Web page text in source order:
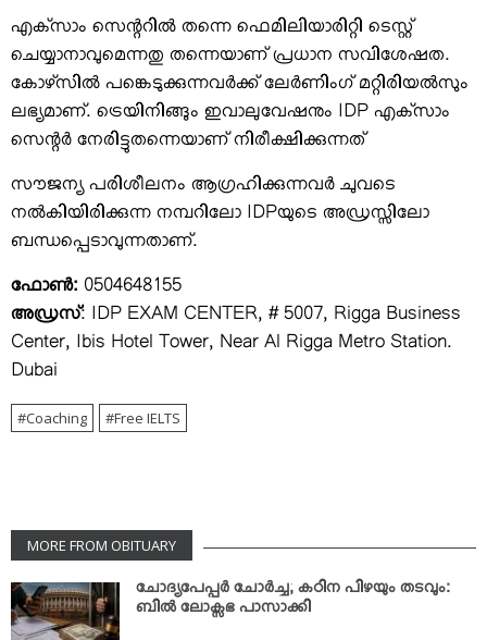
എക്‌സാം സെന്ററില്‍ തന്നെ ഫെമിലിയാരിറ്റി ടെസ്റ്റ്
ചെയ്യാനാവുമെന്നതു തന്നെയാണ് പ്രധാന സവിശേഷത.
കോഴ്‌സില്‍ പങ്കെടുക്കുന്നവര്‍ക്ക് ലേര്‍ണിംഗ് മറ്റിരിയല്‍സും
ലഭ്യമാണ്. ട്രെയിനിങ്ങും ഇവാലുവേഷനും IDP എക്‌സാം
സെന്റര്‍ നേരിട്ടുതന്നെയാണ് നിരീക്ഷിക്കുന്നത്
സൗജന്യ പരിശീലനം ആഗ്രഹിക്കുന്നവര്‍ ചുവടെ
നല്‍കിയിരിക്കുന്ന നമ്പറിലോ IDPയുടെ അഡ്രസ്സിലോ
ബന്ധപ്പെടാവുന്നതാണ്.
ഫോണ്‍: 0504648155
അഡ്രസ്: IDP EXAM CENTER, # 5007, Rigga Business
Center, Ibis Hotel Tower, Near Al Rigga Metro Station.
Dubai
Coaching Free IELTS
MORE FROM OBITUARY
ചോദ്യപേപ്പര്‍ ചോര്‍ച്ച; കഠിന പിഴയും തടവും:
ബില്‍ ലോക്സഭ പാസാക്കി